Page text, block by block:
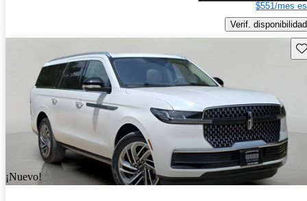
$551/mes
Verif. disponibilidad
¡Nuevo!